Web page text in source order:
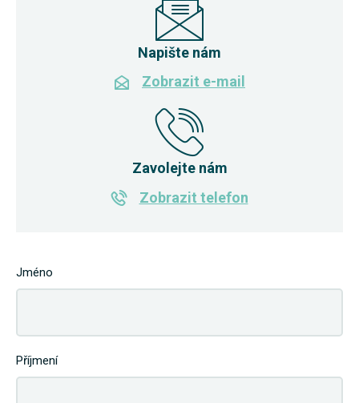
Napište nám
Zobrazit e-mail
Zavolejte nám
Zobrazit telefon
Jméno
Příjmení